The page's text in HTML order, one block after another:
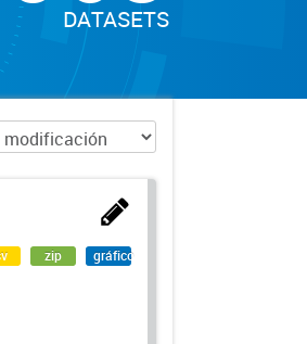
DATASETS
zip gráfico